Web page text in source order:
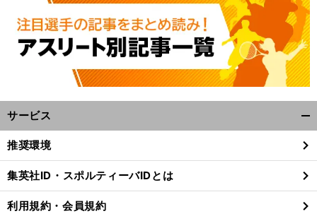
サービス
閉
る
推奨環境
集英社ID・スポルティーバIDとは
利用規約・会員規約